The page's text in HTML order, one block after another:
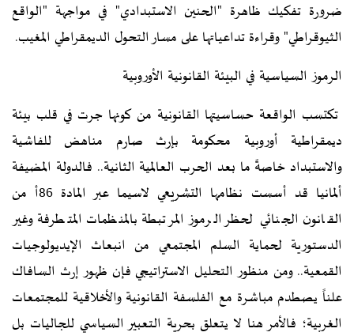
ضرورة تفكيك ظاهرة "الحنين الاستبدادي" في مواجهة "الواقع
الثيوقراطي" وقراءة تداعياتها على مسار التحول الديمقراطي المغيب.
الرموز السياسية في البيئة القانونية الأوروبية
تكتسب الواقعة حساسيتها القانونية من كونها جرت في قلب بيئة
ديمقراطية أوروبية محكومة بإرث صارم مناهض للفاشية
والاستبداد خاصةً ما بعد الحرب العالمية الثانية.. فالدولة المضيفة
ألمانيا قد أسست نظامها التشريعي لاسيما عبر المادة 86أ من
القانون الجنائي لحظر الرموز المرتبطة بالمنظمات المتطرفة وغير
الدستورية لحماية السلم المجتمعي من انبعاث الإيديولوجيات
القمعية.. ومن منظور التحليل الاستراتيجي فإن ظهور إرث السافاك
علناً يصطدم مباشرة مع الفلسفة القانونية والأخلاقية للمجتمعات
الغربية؛ فالأمر هنا لا يتعلق بحرية التعبير السياسي للجاليات بل